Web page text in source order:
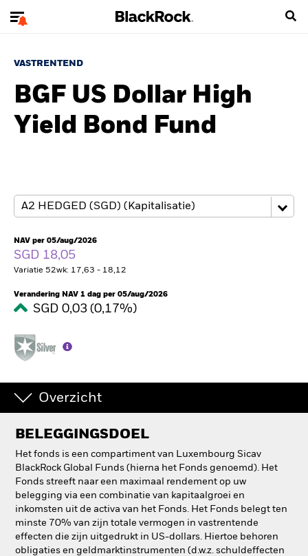
VASTRENTEND
BGF US Dollar High
Yield Bond Fund
NAV per 05/aug/2026
SGD 18,05
Variatie 52wk: 17,63 - 18,12
Verandering NAV 1 dag per 05/aug/2026
SGD 0,03 (0,17%)
Overzicht
BELEGGINGSDOEL
Het fonds is een compartiment van Luxembourg Sicav
BlackRock Global Funds (hierna het Fonds genoemd). Het
Fonds streeft naar een maximaal rendement op uw
belegging via een combinatie van kapitaalgroei en
inkomsten uit de activa van het Fonds. Het Fonds belegt ten
minste 70% van zijn totale vermogen in vastrentende
effecten die zijn uitgedrukt in US-dollars. Hiertoe behoren
obligaties en geldmarktinstrumenten (d.w.z. schuldeffecten